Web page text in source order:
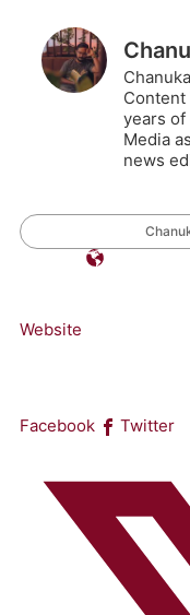
Content
years of
Media
news
Website
Facebook Twitter